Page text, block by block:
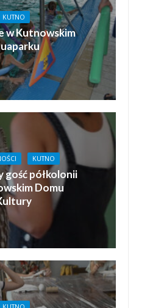
KUTNO
w Kutnowskim
KUTNO
gość półkolonii
Domu